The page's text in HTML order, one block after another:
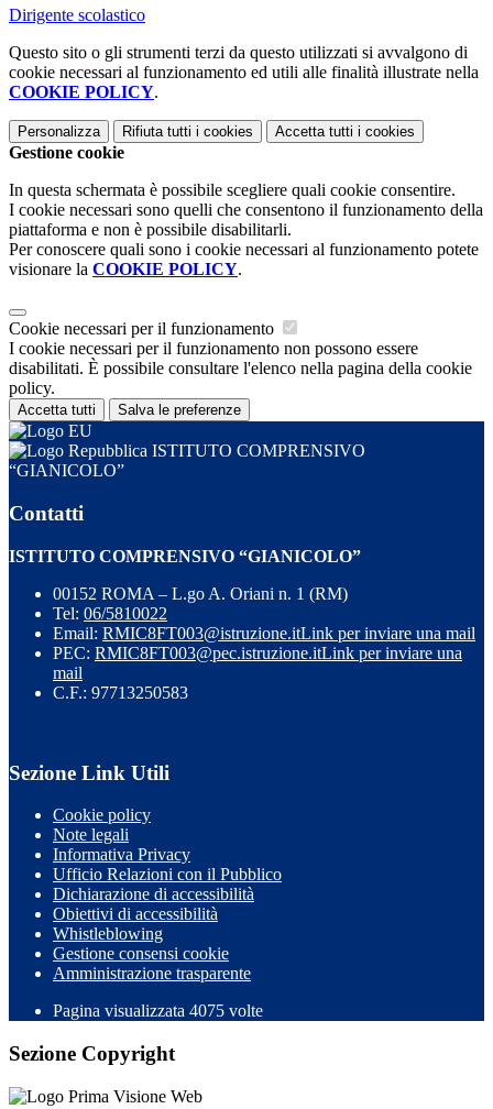
Dirigente scolastico
Questo sito o gli strumenti terzi da questo utilizzati si avvalgono di
cookie necessari al funzionamento ed utili alle finalità illustrate nella
COOKIE POLICY.
Personalizza Rifiuta tutti i cookies Accetta tutti i cookies
Gestione cookie
In questa schermata è possibile scegliere quali cookie consentire.
I cookie necessari sono quelli che consentono il funzionamento della
piattaforma e non è possibile disabilitarli.
Per conoscere quali sono i cookie necessari al funzionamento potete
visionare la COOKIE POLICY.
Cookie necessari per il funzionamento
I cookie necessari per il funzionamento non possono essere
disabilitati. È possibile consultare l'elenco nella pagina della cookie
policy.
Accetta tutti Salva le preferenze
ISTITUTO COMPRENSIVO
“GIANICOLO”
Contatti
ISTITUTO COMPRENSIVO “GIANICOLO”
00152 ROMA – L.go A. Oriani n. 1 (RM)
Tel: 06/5810022
Email: RMIC8FT003@istruzione.itLink per inviare una mail
PEC: RMIC8FT003@pec.istruzione.itLink per inviare una
mail
C.F.: 97713250583
Sezione Link Utili
Cookie policy
Note legali
Informativa Privacy
Ufficio Relazioni con il Pubblico
Dichiarazione di accessibilità
Obiettivi di accessibilità
Whistleblowing
Gestione consensi cookie
Amministrazione trasparente
Pagina visualizzata 4075 volte
Sezione Copyright